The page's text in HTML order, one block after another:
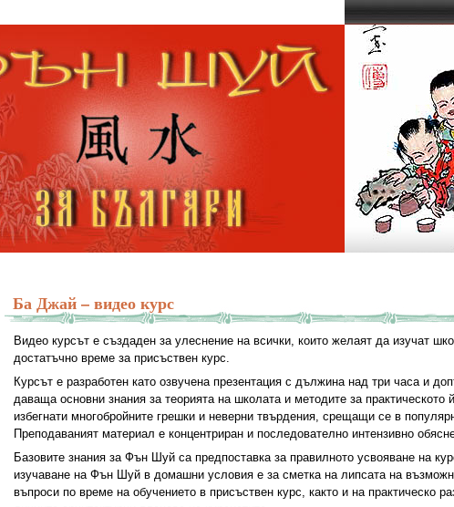
Ба Джай – видео курс
Видео курсът е създаден за улеснение на всички, които желаят да изучат
достатъчно време за присъствен курс.
Курсът е разработен като озвучена презентация с дължина над три часа и
даваща основни знания за теорията на школата и методите за
избегнати многобройните грешки и неверни твърдения, срещащи се в
Преподаваният материал е концентриран и последователно интензивно
Базовите знания за Фън Шуй са предпоставка за правилното усвояване на
изучаване на Фън Шуй в домашни условия е за сметка на липсата на
въпроси по време на обучението в присъствен курс, както и на практическо